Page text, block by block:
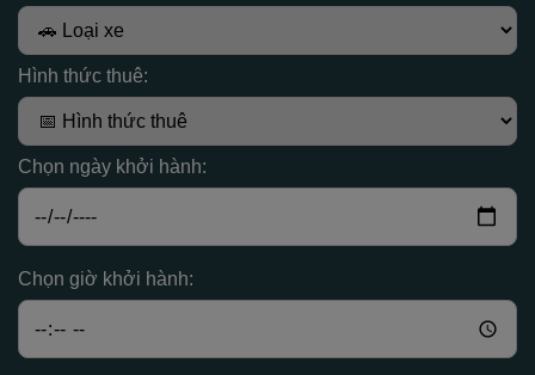
Hình thức thuê:
Chọn ngày khởi hành:
Chọn giờ khởi hành: